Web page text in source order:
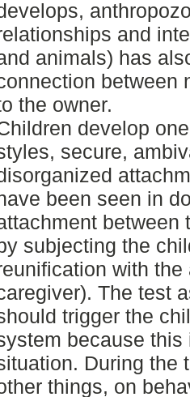
and
animals) has
between
the owner.
develop
secure,
been seen in
between
subjecting the
with
The test
trigger the
because
During the
things, on